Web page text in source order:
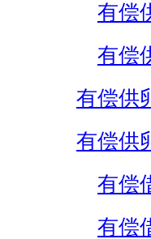
有偿
有偿
有偿供
有偿供
有偿
有偿